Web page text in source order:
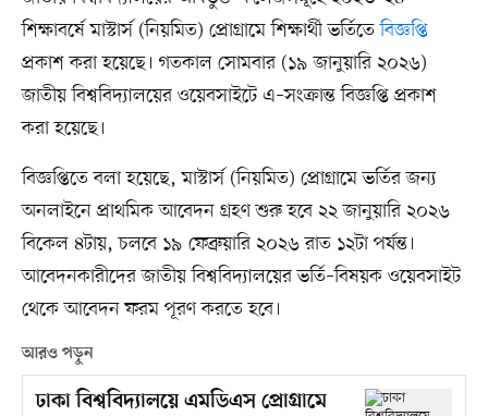
শিক্ষাবর্ষে মাস্টার্স (নিয়মিত) প্রোগ্রামে শিক্ষার্থী ভর্তিতেবিজ্ঞপ্তি
প্রকাশ করা হয়েছে। গতকাল সোমবার (১৯ জানুয়ারি ২০২৬)
জাতীয় বিশ্ববিদ্যালয়ের ওয়েবসাইটে এ–সংক্রান্ত বিজ্ঞপ্তি প্রকাশ
করা হয়েছে।
বিজ্ঞপ্তিতে বলা হয়েছে, মাস্টার্স (নিয়মিত) প্রোগ্রামে ভর্তির জন্য
অনলাইনে প্রাথমিক আবেদন গ্রহণ শুরু হবে ২২ জানুয়ারি ২০২৬
বিকেল ৪টায়, চলবে ১৯ ফেব্রুয়ারি ২০২৬ রাত ১২টা পর্যন্ত।
আবেদনকারীদের জাতীয় বিশ্ববিদ্যালয়ের ভর্তি–বিষয়ক ওয়েবসাইট
থেকে আবেদন ফরম পূরণ করতে হবে।
আরও পড়ুন
ঢাকা বিশ্ববিদ্যালয়ে এমডিএস প্রোগ্রামে